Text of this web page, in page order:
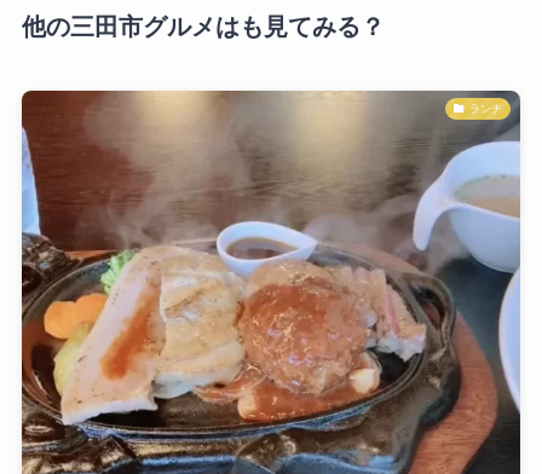
他の三田市グルメはも見てみる？
ランチ